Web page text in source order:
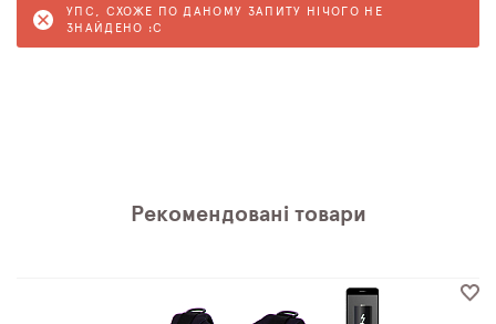
УПС, СХОЖЕ ПО ДАНОМУ ЗАПИТУ НІЧОГО НЕ
ЗНАЙДЕНО :C
Рекомендовані товари